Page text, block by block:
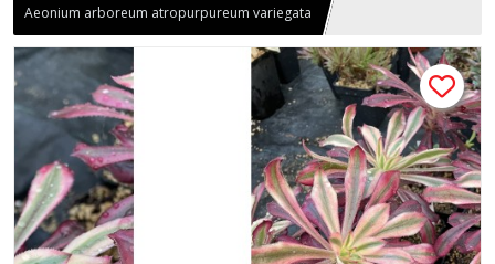
Aeonium arboreum atropurpureum variegata